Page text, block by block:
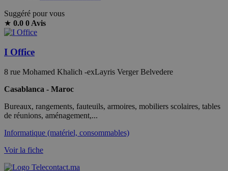
Suggéré pour vous
★ 0.0 0 Avis
I Office
8 rue Mohamed Khalich -exLayris Verger Belvedere
Casablanca - Maroc
Bureaux, rangements, fauteuils, armoires, mobiliers scolaires, tables
de réunions, aménagement,...
Informatique (matériel, consommables)
Voir la fiche